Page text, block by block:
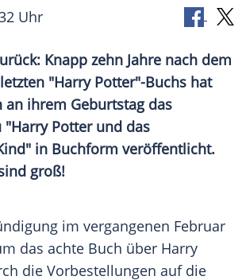
Uhr
Knapp zehn Jahre nach dem
"Harry Potter"-Buchs hat
an ihrem Geburtstag das
"Harry Potter und das
in Buchform veröffentlicht.
groß!
im vergangenen Februar
das achte Buch über Harry
die Vorbestellungen auf die